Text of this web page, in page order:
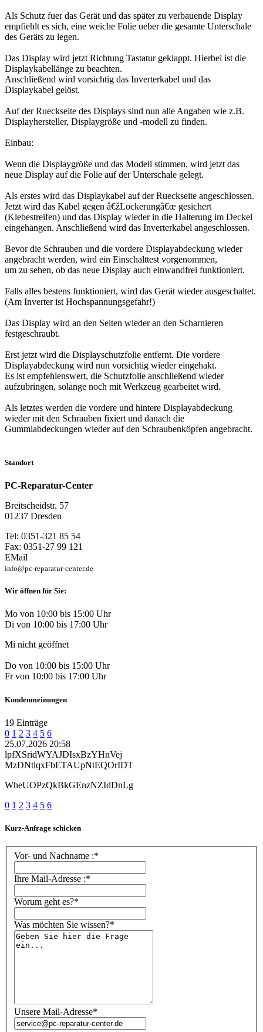
Als Schutz fuer das Gerät und das später zu verbauende Display
empfiehlt es sich, eine weiche Folie ueber die gesamte Unterschale
des Geräts zu legen.
Das Display wird jetzt Richtung Tastatur geklappt. Hierbei ist die
Displaykabellänge zu beachten.
Anschließend wird vorsichtig das Inverterkabel und das
Displaykabel gelöst.
Auf der Rueckseite des Displays sind nun alle Angaben wie z.B.
Displayhersteller, Displaygröße und -modell zu finden.
Einbau:
Wenn die Displaygröße und das Modell stimmen, wird jetzt das
neue Display auf die Folie auf der Unterschale gelegt.
Als erstes wird das Displaykabel auf der Rueckseite angeschlossen.
Jetzt wird das Kabel gegen â€žLockerungâ€œ gesichert
(Klebestreifen) und das Display wieder in die Halterung im Deckel
eingehangen. Anschließend wird das Inverterkabel angeschlossen.
Bevor die Schrauben und die vordere Displayabdeckung wieder
angebracht werden, wird ein Einschalttest vorgenommen,
um zu sehen, ob das neue Display auch einwandfrei funktioniert.
Falls alles bestens funktioniert, wird das Gerät wieder ausgeschaltet.
(Am Inverter ist Hochspannungsgefahr!)
Das Display wird an den Seiten wieder an den Scharnieren
festgeschraubt.
Erst jetzt wird die Displayschutzfolie entfernt. Die vordere
Displayabdeckung wird nun vorsichtig wieder eingehakt.
Es ist empfehlenswert, die Schutzfolie anschließend wieder
aufzubringen, solange noch mit Werkzeug gearbeitet wird.
Als letztes werden die vordere und hintere Displayabdeckung
wieder mit den Schrauben fixiert und danach die
Gummiabdeckungen wieder auf den Schraubenköpfen angebracht.
Standort
PC-Reparatur-Center
Breitscheidstr. 57
01237 Dresden
Tel: 0351-321 85 54
Fax: 0351-27 99 121
EMail
info@pc-reparatur-center.de
Wir öffnen für Sie:
Mo von 10:00 bis 15:00 Uhr
Di von 10:00 bis 17:00 Uhr
Mi nicht geöffnet
Do von 10:00 bis 15:00 Uhr
Fr von 10:00 bis 17:00 Uhr
Kundenmeinungen
19 Einträge
0 1 2 3 4 5 6
25.07.2026 20:58
lpfXSridWYAJDIsxBzYHnVej
MzDNtlqxFbETAUpNtEQOrIDT
WheUOPzQkBkGEnzNZIdDnLg
0 1 2 3 4 5 6
Kurz-Anfrage schicken
Vor- und Nachname :*
Ihre Mail-Adresse :*
Worum geht es?*
Was möchten Sie wissen?*
Unsere Mail-Adresse*